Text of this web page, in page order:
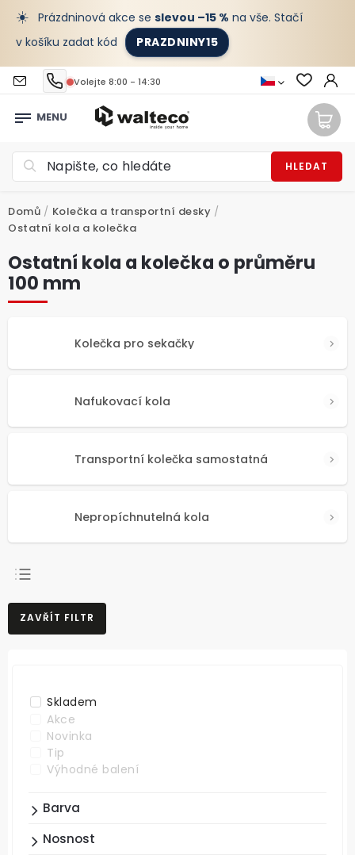
☀️ Prázdninová akce se slevou –15 % na vše. Stačí
v košíku zadat kód
PRAZDNINY15
Volejte 8:00 - 14:30
HLEDAT
Domů / Kolečka a transportní desky /
Ostatní kola a kolečka
Ostatní kola a kolečka o průměru
100 mm
Kolečka pro sekačky
Nafukovací kola
Transportní kolečka samostatná
Nepropíchnutelná kola
NEJPRODÁVANĚJŠÍ
NEJLEVNĚJŠÍ
ZAVŘÍT FILTR
Skladem
Akce
Novinka
Tip
Výhodné balení
Barva
Nosnost